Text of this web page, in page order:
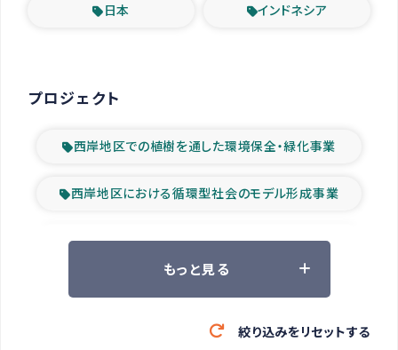
日本 インドネシア
プロジェクト
西岸地区での植樹を通した環境保全・緑化事業
西岸地区における循環型社会のモデル形成事業
ツアー参加者の声
緊急救援の時代
もっと見る
絞り込みをリセットする